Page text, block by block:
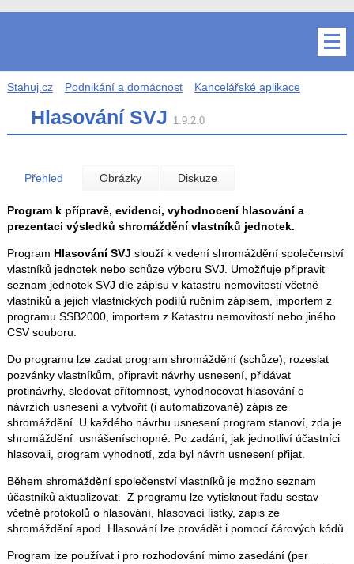
Stahuj.cz Podnikání a domácnost Kancelářské aplikace
Hlasování SVJ 1.9.2.0
Přehled Obrázky Diskuze
Program k přípravě, evidenci, vyhodnocení hlasování a
prezentaci výsledků shromáždění vlastníků jednotek.
Program Hlasování SVJ slouží k vedení shromáždění společenství
vlastníků jednotek nebo schůze výboru SVJ. Umožňuje připravit
seznam jednotek SVJ dle zápisu v katastru nemovitostí včetně
vlastníků a jejich vlastnických podílů ručním zápisem, importem z
programu SSB2000, importem z Katastru nemovitostí nebo jiného
CSV souboru.
Do programu lze zadat program shromáždění (schůze), rozeslat
pozvánky vlastníkům, připravit návrhy usnesení, přidávat
protinávrhy, sledovat přítomnost, vyhodnocovat hlasování o
návrzích usnesení a vytvořit (i automatizovaně) zápis ze
shromáždění. U každého návrhu usnesení program stanoví, zda je
shromáždění usnášeníschopné. Po zadání, jak jednotliví účastníci
hlasovali, program vyhodnotí, zda byl návrh usnesení přijat.
Během shromáždění společenství vlastníků je možno seznam
účastníků aktualizovat. Z programu lze vytisknout řadu sestav
včetně protokolů o hlasování, hlasovací lístky, zápis ze
shromáždění apod. Hlasování lze provádět i pomocí čárových kódů.
Program lze používat i pro rozhodování mimo zasedání (per